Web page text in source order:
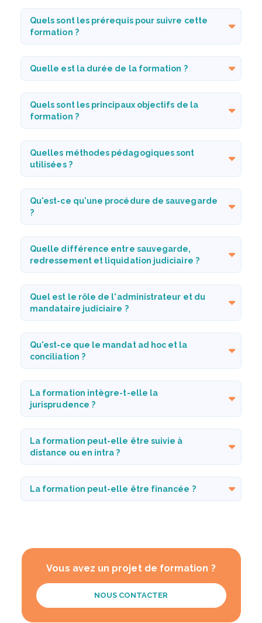
Quels sont les prérequis pour suivre cette
formation ?
Quelle est la durée de la formation ?
Quels sont les principaux objectifs de la
formation ?
Quelles méthodes pédagogiques sont
utilisées ?
Qu'est-ce qu'une procédure de sauvegarde
?
Quelle différence entre sauvegarde,
redressement et liquidation judiciaire ?
Quel est le rôle de l'administrateur et du
mandataire judiciaire ?
Qu'est-ce que le mandat ad hoc et la
conciliation ?
La formation intègre-t-elle la
jurisprudence ?
La formation peut-elle être suivie à
distance ou en intra ?
La formation peut-elle être financée ?
Vous avez un projet de formation ?
NOUS CONTACTER